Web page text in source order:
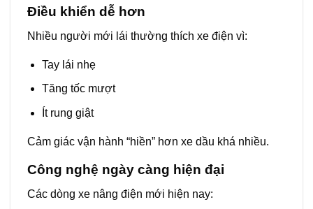
Điều khiển dễ hơn
Nhiều người mới lái thường thích xe điện vì:
Tay lái nhẹ
Tăng tốc mượt
Ít rung giật
Cảm giác vận hành “hiền” hơn xe dầu khá nhiều.
Công nghệ ngày càng hiện đại
Các dòng xe nâng điện mới hiện nay: